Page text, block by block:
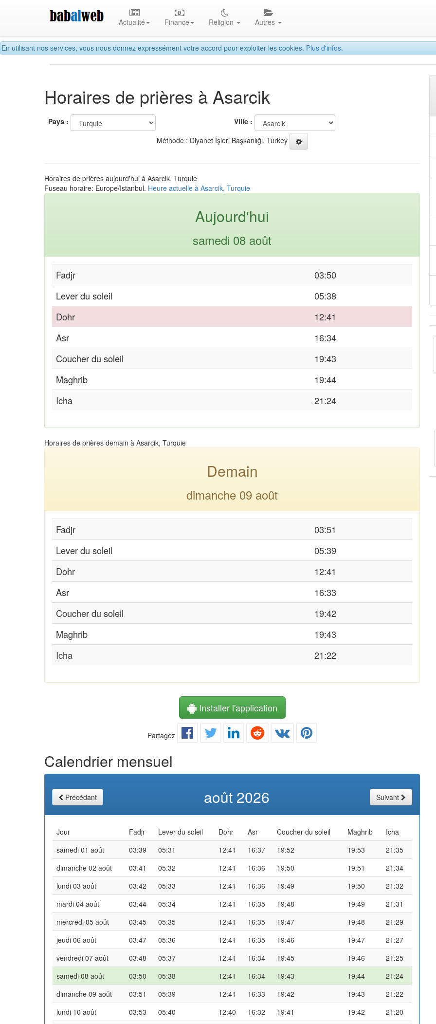
En utilisant nos services, vous nous donnez expressément votre accord pour exploiter les cookies. Plus d'infos.
Actualité Finance Religion Autres
Horaires de prières à Asarcik
Pays :
Ville :
Méthode : Diyanet İşleri Başkanlığı, Turkey
Horaires de prières aujourd'hui à Asarcik, Turquie
Fuseau horaire: Europe/Istanbul. Heure actuelle à Asarcik, Turquie
Aujourd'hui
samedi 08 août
Fadjr
03:50
Lever du soleil
05:38
Dohr
12:41
Asr
16:34
Coucher du soleil
19:43
Maghrib
19:44
Icha
21:24
Horaires de prières demain à Asarcik, Turquie
Demain
dimanche 09 août
Fadjr
03:51
Lever du soleil
05:39
Dohr
12:41
Asr
16:33
Coucher du soleil
19:42
Maghrib
19:43
Icha
21:22
Installer l'application
Partagez
Calendrier mensuel
Précédant août 2026 Suivant
Jour Fadjr Lever du soleil Dohr Asr Coucher du soleil Maghrib
Icha
samedi 01 août
03:39 05:31 12:41 16:37 19:52 19:53
21:35
dimanche 02 août
03:41 05:32 12:41 16:36 19:50 19:51
21:34
lundi 03 août
03:42 05:33 12:41 16:36 19:49 19:50
21:32
mardi 04 août
03:44 05:34 12:41 16:35 19:48 19:49
21:31
mercredi 05 août
03:45 05:35 12:41 16:35 19:47 19:48
21:29
jeudi 06 août
03:47 05:36 12:41 16:35 19:46 19:47
21:27
vendredi 07 août
03:48 05:37 12:41 16:34 19:45 19:46
21:25
samedi 08 août
03:50 05:38 12:41 16:34 19:43 19:44
21:24
dimanche 09 août
03:51 05:39 12:41 16:33 19:42 19:43
21:22
lundi 10 août
03:53 05:40 12:40 16:32 19:41 19:42
21:20